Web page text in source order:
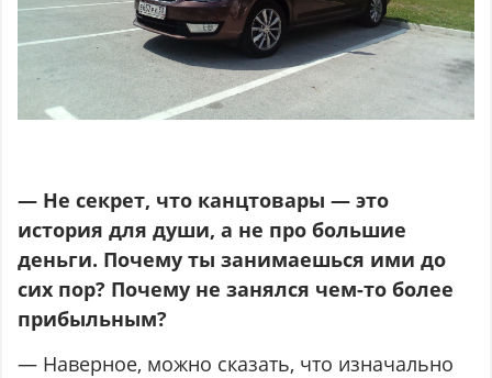
— Не секрет, что канцтовары — это
история для души, а не про большие
деньги. Почему ты занимаешься ими до
сих пор? Почему не занялся чем-то более
прибыльным?
— Наверное, можно сказать, что изначально